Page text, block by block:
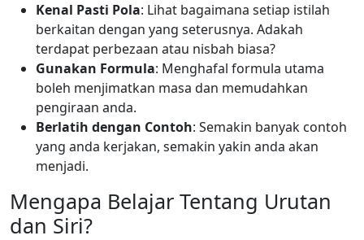
Kenal Pasti Pola: Lihat bagaimana setiap istilah
berkaitan dengan yang seterusnya. Adakah
terdapat perbezaan atau nisbah biasa?
Gunakan Formula: Menghafal formula utama
boleh menjimatkan masa dan memudahkan
pengiraan anda.
Berlatih dengan Contoh: Semakin banyak contoh
yang anda kerjakan, semakin yakin anda akan
menjadi.
Mengapa Belajar Tentang Urutan
dan Siri?